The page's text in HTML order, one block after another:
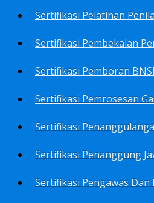
Sertifikasi Pemboran
Sertifikasi Pemrosesan